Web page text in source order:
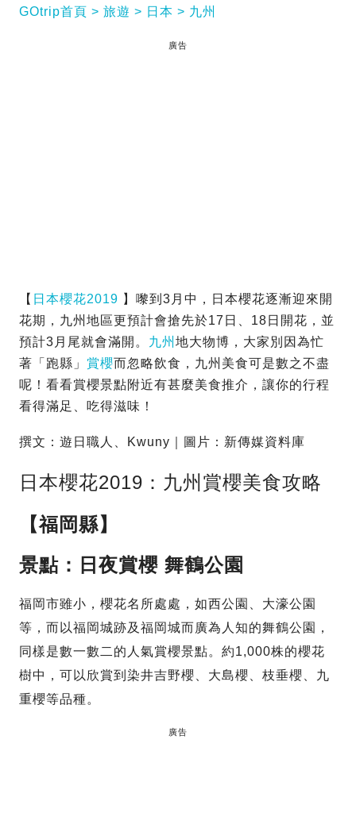
GOtrip首頁 旅遊 日本 九州
廣告
【 日本櫻花2019 】嚟到3月中，日本櫻花逐漸迎來開
花期，九州地區更預計會搶先於17日、18日開花，並
預計3月尾就會滿開。 九州 地大物博，大家別因為忙
著「跑縣」 賞櫻而忽略飲食，九州美食可是數之不盡
呢！看看賞櫻景點附近有甚麼美食推介，讓你的行程
看得滿足、吃得滋味！
撰文：遊日職人、Kwuny｜圖片：新傳媒資料庫
日本櫻花2019：九州賞櫻美食攻略
【福岡縣】
景點：日夜賞櫻 舞鶴公園
福岡市雖小，櫻花名所處處，如西公園、大濠公園
等，而以福岡城跡及福岡城而廣為人知的舞鶴公園，
同樣是數一數二的人氣賞櫻景點。約1,000株的櫻花
樹中，可以欣賞到染井吉野櫻、大島櫻、枝垂櫻、九
重櫻等品種。
廣告